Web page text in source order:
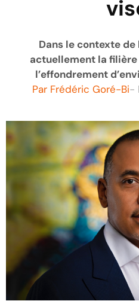
Dans le contexte
actuellement la
l’effondrement
Par Frédéric Goré-Bi-